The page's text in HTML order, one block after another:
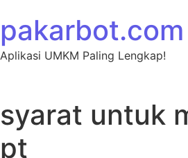
pakarbot.com
Aplikasi UMKM Paling Lengkap!
syarat untuk
pt